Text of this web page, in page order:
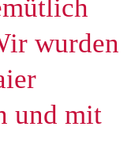
wurden
und mit